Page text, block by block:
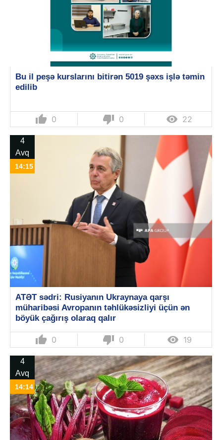
Bu il peşə kurslarını bitirən 5019 şəxs işlə təmin
edilib
thumb_up 0 thumb_down 0  22
4
Avq
14:15
ATƏT sədri: Rusiyanın Ukraynaya qarşı
müharibəsi Avropanın təhlükəsizliyi üçün ən
böyük çağırış olaraq qalır
thumb_up 0 thumb_down 0  19
4
Avq
14:14